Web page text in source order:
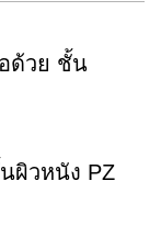
ด้วย ชั้น
ผิวหนัง PZ